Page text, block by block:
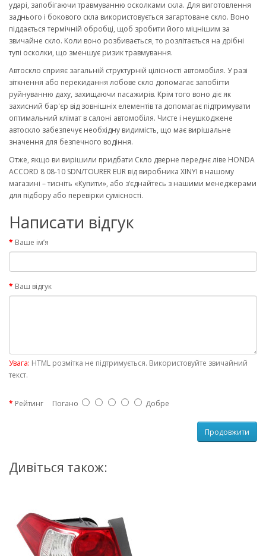
ударі, запобігаючи травмуванню осколками скла. Для виготовлення
заднього і бокового скла використовується загартоване скло. Воно
піддається термічній обробці, щоб зробити його міцнішим за
звичайне скло. Коли воно розбивається, то розлітається на дрібні
тупі осколки, що зменшує ризик травмування.
Автоскло сприяє загальній структурній цілісності автомобіля. У разі
зіткнення або перекидання лобове скло допомагає запобігти
руйнуванню даху, захищаючи пасажирів. Крім того воно діє як
захисний бар'єр від зовнішніх елементів та допомагає підтримувати
оптимальний клімат в салоні автомобіля. Чисте і неушкоджене
автоскло забезпечує необхідну видимість, що має вирішальне
значення для безпечного водіння.
Отже, якщо ви вирішили придбати Скло дверне переднє ліве HONDA
ACCORD 8 08-10 SDN/TOURER EUR від виробника XINYI в нашому
магазині – тисніть «Купити», або з’єднайтесь з нашими менеджерами
для підбору або перевірки сумісності.
Написати відгук
Ваше ім’я
Ваш відгук
Увага: HTML розмітка не підтримується. Використовуйте звичайний
текст.
Рейтинг Погано Добре
Продовжити
Дивіться також: